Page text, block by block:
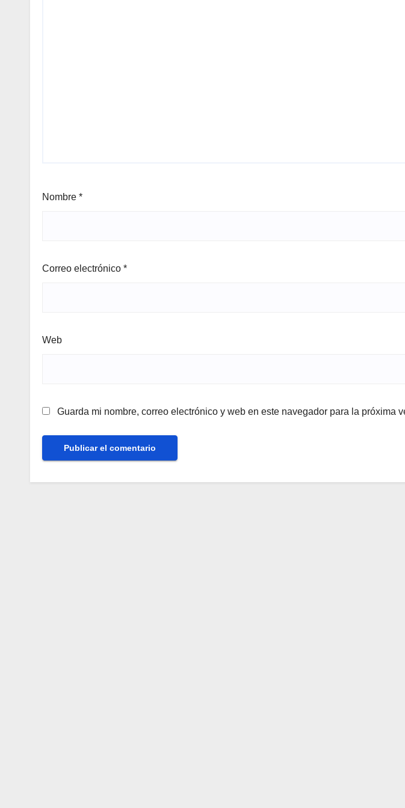
Nombre *
Correo electrónico *
Web
Guarda mi nombre, correo electrónico y web en este navegador para la próxima